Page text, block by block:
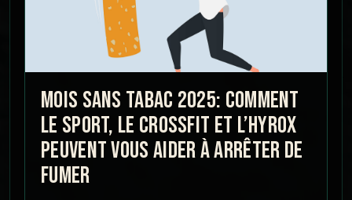
MOIS SANS TABAC 2025: COMMENT
LE SPORT, LE CROSSFIT ET L’HYROX
PEUVENT VOUS AIDER À ARRÊTER DE
FUMER